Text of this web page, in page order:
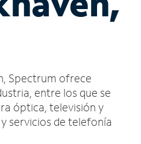
Spectrum ofrece
entre los que se
óptica, televisión y
servicios de telefonía